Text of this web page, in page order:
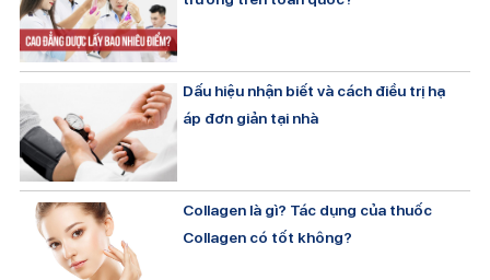
Dấu hiệu nhận biết và cách điều trị hạ
áp đơn giản tại nhà
Collagen là gì? Tác dụng của thuốc
Collagen có tốt không?